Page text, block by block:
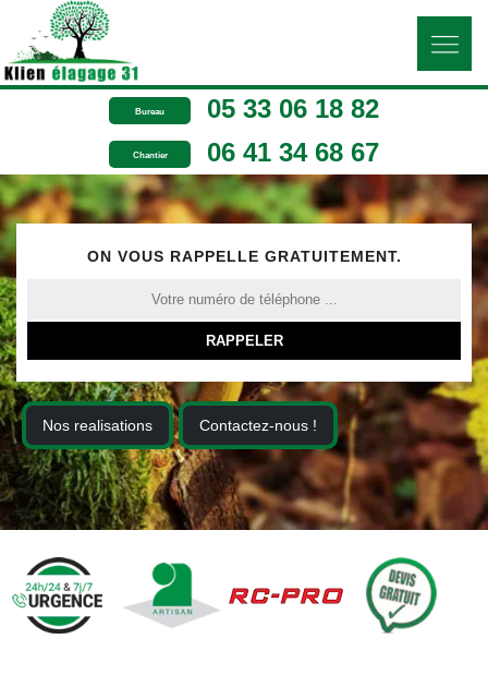
Bureau 05 33 06 18 82
Chantier 06 41 34 68 67
ON VOUS RAPPELLE GRATUITEMENT.
Nos realisations Contactez-nous !